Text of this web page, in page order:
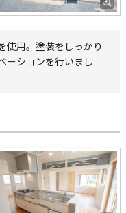
使用。塗装をしっかり
ーションを行いまし